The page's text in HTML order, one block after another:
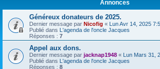
Annonces
Généreux donateurs de 2025.
Dernier message par Nicofig « Lun Avr 14, 2025
Publié dans L'agenda de l'oncle Jacques
Réponses : 7
Appel aux dons.
Dernier message par jacknap1948 « Lun Mars 31,
Publié dans L'agenda de l'oncle Jacques
Réponses : 8